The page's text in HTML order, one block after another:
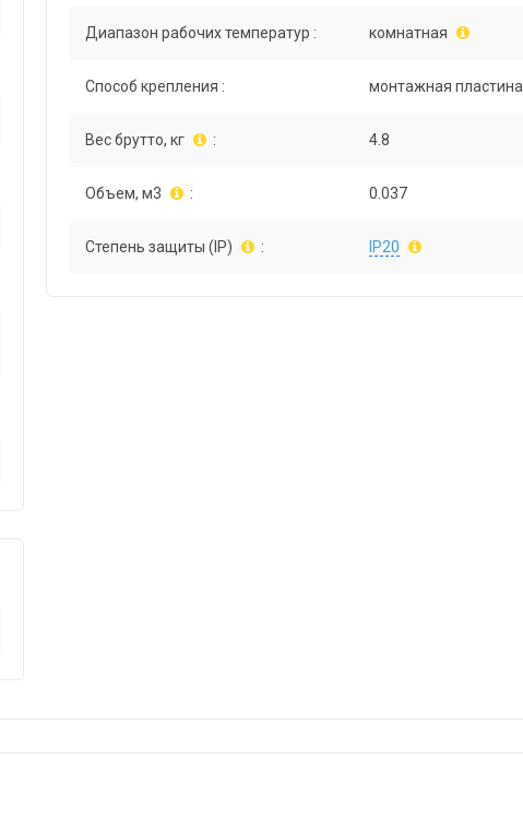
Диапазон рабочих температур : комнатная
Способ крепления : монтажная пластина
Вес брутто, кг : 4.8
Объем, м3 : 0.037
Степень защиты (IP) : IP20